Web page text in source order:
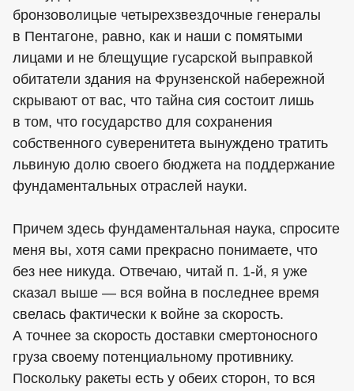
бронзоволицые четырехзвездочные генералы
в Пентагоне, равно, как и наши с помятыми
лицами и не блещущие гусарской выправкой
обитатели здания на Фрунзенской набережной
скрывают от вас, что тайна сия состоит лишь
в том, что государство для сохранения
собственного суверенитета вынуждено тратить
львиную долю своего бюджета на поддержание
фундаментальных отраслей науки.
Причем здесь фундаментальная наука, спросите
меня вы, хотя сами прекрасно понимаете, что
без нее никуда. Отвечаю, читай п. 1-й, я уже
сказал выше — вся война в последнее время
свелась фактически к войне за скорость.
А точнее за скорость доставки смертоносного
груза своему потенциальному противнику.
Поскольку ракеты есть у обеих сторон, то вся